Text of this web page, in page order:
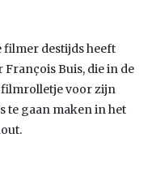
filmer destijds heeft
Buis, die in de
filmrolletje voor zijn
te gaan maken in het